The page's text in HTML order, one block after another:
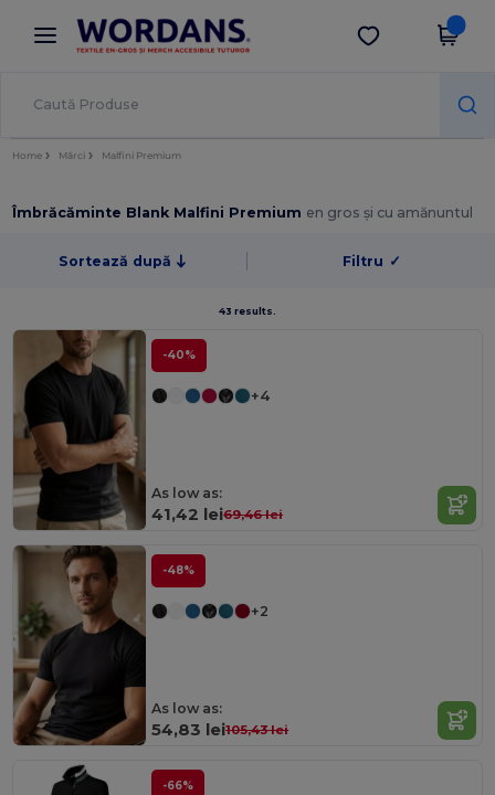
× Aplicația Wordans
Prețuri mai bune în aplicație!
Descarcă app
Home Mărci Malfini Premium
Îmbrăcăminte Blank Malfini Premium en gros și cu amănuntul
Sortează după Filtru ✓
43 results.
-40%
+4
As low as:
41,42 lei69,46 lei
-48%
+2
As low as:
54,83 lei105,43 lei
-66%